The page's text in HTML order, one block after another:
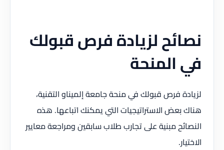
نصائح لزيادة فرص قبولك
في المنحة
لزيادة فرص قبولك في منحة جامعة إلميناو التقنية،
هناك بعض الاستراتيجيات التي يمكنك اتباعها. هذه
النصائح مبنية على تجارب طلاب سابقين ومراجعة معايير
الاختيار.